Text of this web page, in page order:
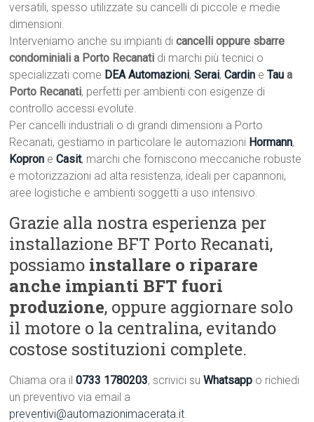
versatili, spesso utilizzate su cancelli di piccole e medie
dimensioni.
Interveniamo anche su impianti dicancelli oppure sbarre
condominiali a Porto Recanati di marchi più tecnici o
specializzati come DEA Automazioni,Serai,Cardin eTau a
Porto Recanati, perfetti per ambienti con esigenze di
controllo accessi evolute.
Per cancelli industriali o di grandi dimensioni a Porto
Recanati, gestiamo in particolare le automazioni Hormann,
Kopron eCasit, marchi che forniscono meccaniche robuste
e motorizzazioni ad alta resistenza, ideali per capannoni,
aree logistiche e ambienti soggetti a uso intensivo.
Grazie alla nostra esperienza per
installazione BFT Porto Recanati,
possiamo installare o riparare
anche impianti BFT fuori
produzione, oppure aggiornare solo
il motore o la centralina, evitando
costose sostituzioni complete.
Chiama ora il0733 1780203, scrivici suWhatsapp o richiedi
un preventivo via email a
preventivi@automazionimacerata.it.